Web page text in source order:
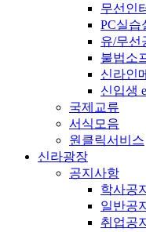
무선인
PC실습
유/무선
불법소
신라인
신입생
국제교류
서식모음
원클릭서비스
신라광장
공지사항
학사공지
일반공지
취업공지